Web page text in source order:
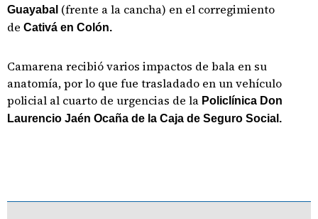
Guayabal (frente a la cancha) en el corregimiento
de Cativá en Colón.
Camarena recibió varios impactos de bala en su
anatomía, por lo que fue trasladado en un vehículo
policial al cuarto de urgencias de la Policlínica Don
Laurencio Jaén Ocaña de la Caja de Seguro Social.